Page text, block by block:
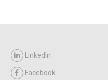
LinkedIn
Facebook